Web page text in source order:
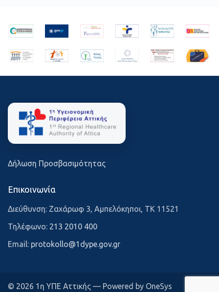
Δήλωση Προσβασιμότητας
Επικοινωνία
Διεύθυνση: Ζαχάρωφ 3, Αμπελόκηποι, ΤΚ 11521
Τηλέφωνο: 213 2010 400
Email: protokollo@1dype.gov.gr
© 2026 1η ΥΠΕ Αττικής — Powered by OneSys